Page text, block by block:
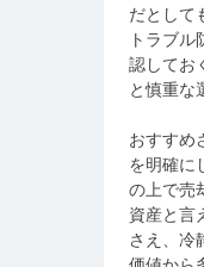
だとして
トラブ
認してお
と慎重な
おすすめ
を明確に
の上で売
資産と言
さえ、冷